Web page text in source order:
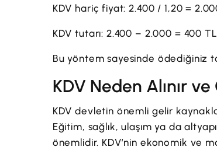
KDV hariç fiyat: 2.400 / 1,20 =
KDV tutarı: 2.400 – 2.000 = 400 TL
Bu yöntem sayesinde ödediğiniz
KDV Neden Alınır
KDV devletin önemli gelir
Eğitim, sağlık, ulaşım ya da
önemlidir. KDV’nin ekonomik ve